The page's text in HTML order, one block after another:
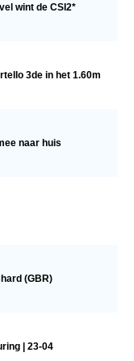
wint de CSI2*
3de in het 1.60m
naar huis
(GBR)
| 23-04